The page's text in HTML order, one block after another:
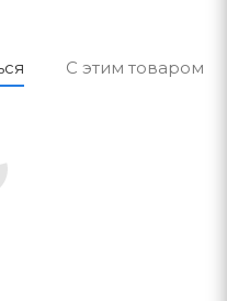
С этим товаром